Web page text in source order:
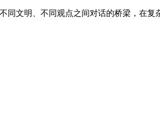
同文明、不同观点之间对话的桥梁，在